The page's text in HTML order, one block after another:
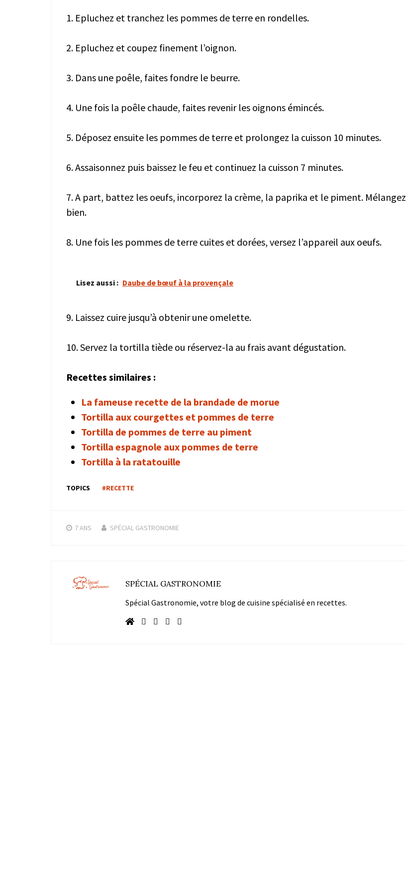
1. Epluchez et tranchez les pommes de terre en rondelles.
2. Epluchez et coupez finement l’oignon.
3. Dans une poêle, faites fondre le beurre.
4. Une fois la poêle chaude, faites revenir les oignons émincés.
5. Déposez ensuite les pommes de terre et prolongez la cuisson 10 minutes.
6. Assaisonnez puis baissez le feu et continuez la cuisson 7 minutes.
7. A part, battez les oeufs, incorporez la crème, la paprika et le piment. Mélangez
bien.
8. Une fois les pommes de terre cuites et dorées, versez l’appareil aux oeufs.
Lisez aussi : Daube de bœuf à la provençale
9. Laissez cuire jusqu’à obtenir une omelette.
10. Servez la tortilla tiède ou réservez-la au frais avant dégustation.
Recettes similaires :
La fameuse recette de la brandade de morue
Tortilla aux courgettes et pommes de terre
Tortilla de pommes de terre au piment
Tortilla espagnole aux pommes de terre
Tortilla à la ratatouille
TOPICS #RECETTE
7 ANS SPÉCIAL GASTRONOMIE
SPÉCIAL GASTRONOMIE
Spécial Gastronomie, votre blog de cuisine spécialisé en recettes.